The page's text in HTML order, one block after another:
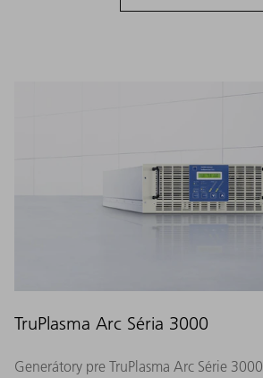
TruPlasma Arc Séria 3000
Generátory pre TruPlasma Arc Série